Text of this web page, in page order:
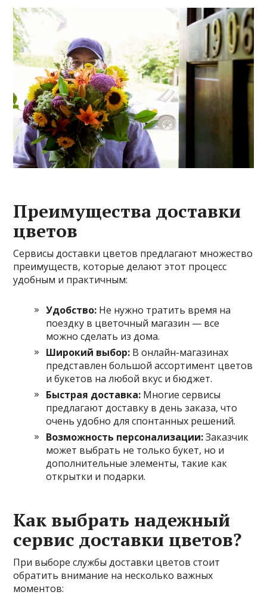
Преимущества доставки
цветов
Сервисы доставки цветов предлагают множество
преимуществ, которые делают этот процесс
удобным и практичным:
Удобство: Не нужно тратить время на
поездку в цветочный магазин — все
можно сделать из дома.
Широкий выбор: В онлайн-магазинах
представлен большой ассортимент цветов
и букетов на любой вкус и бюджет.
Быстрая доставка: Многие сервисы
предлагают доставку в день заказа, что
очень удобно для спонтанных решений.
Возможность персонализации:Заказчик
может выбрать не только букет, но и
дополнительные элементы, такие как
открытки и подарки.
Как выбрать надежный
сервис доставки цветов?
При выборе службы доставки цветов стоит
обратить внимание на несколько важных
моментов: